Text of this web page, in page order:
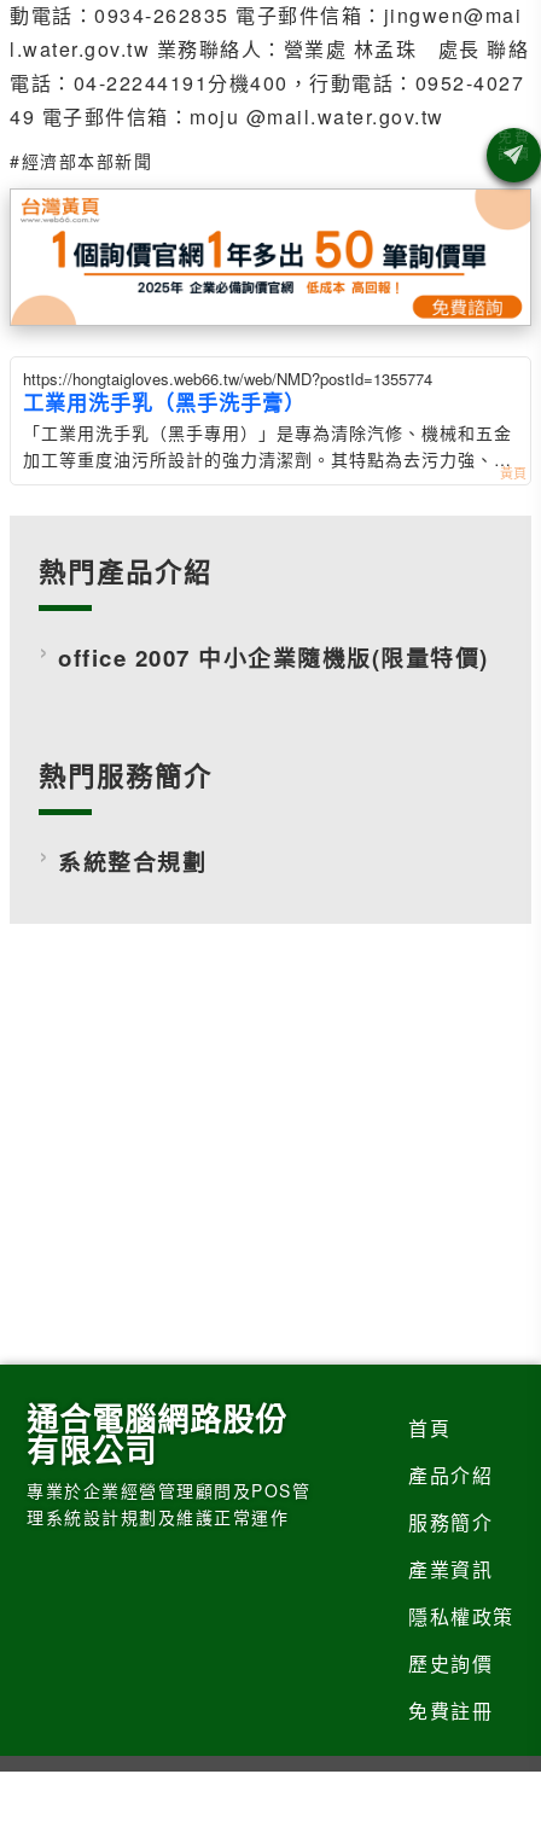
動電話：0934-262835 電子郵件信箱：jingwen@mai
l.water.gov.tw 業務聯絡人：營業處 林孟珠 處長 聯絡
電話：04-22244191分機400，行動電話：0952-4027
49 電子郵件信箱：moju @mail.water.gov.tw
#經濟部本部新聞
https://hongtaigloves.web66.tw/web/NMD?postId=1355774
工業用洗手乳（黑手洗手膏）
「工業用洗手乳（黑手專用）」是專為清除汽修、機械和五金
加工等重度油污所設計的強力清潔劑。其特點為去污力強、用
量省、不傷手。
熱門產品介紹
office 2007 中小企業隨機版(限量特價)
熱門服務簡介
系統整合規劃
通合電腦網路股份
有限公司
專業於企業經營管理顧問及POS管
理系統設計規劃及維護正常運作
首頁
產品介紹
服務簡介
產業資訊
隱私權政策
歷史詢價
免費註冊